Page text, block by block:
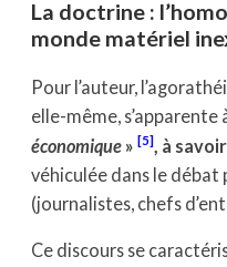
La doctrine :
monde matériel
Pour l’auteur,
elle-même,
économique » [5]
, à
véhiculée dans le débat
(journalistes, chefs
Ce discours se